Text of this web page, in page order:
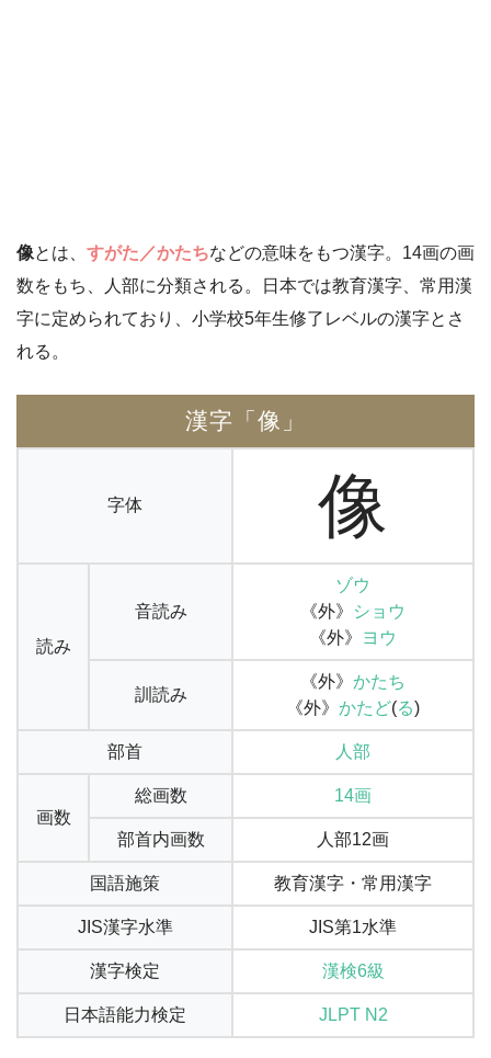
像とは、 すがた／かたちなどの意味をもつ漢字。14画の画
数をもち、人部に分類される。日本では教育漢字、常用漢
字に定められており、小学校5年生修了レベルの漢字とさ
れる。
漢字「像」
字体 像
読み
音読み
ゾウ
《外》
ショウ
《外》
ヨウ
訓読み
《外》 かたち
《外》 かたど(る)
部首 人部
画数
総画数 14画
部首内画数 人部12画
国語施策 教育漢字・常用漢字
JIS漢字水準 JIS第1水準
漢字検定 漢検6級
日本語能力検定 JLPT N2